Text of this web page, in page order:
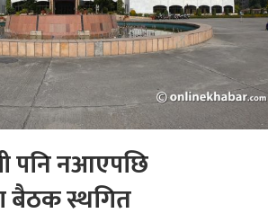
पनि नआएपछि
बैठक स्थगित